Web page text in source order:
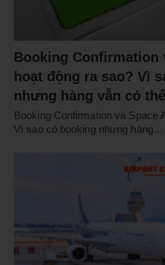
Booking Confirmation
hoạt động ra sao? Vì
nhưng hàng vẫn có
Booking Confirmation và Space
Vì sao có booking nhưng hàng…